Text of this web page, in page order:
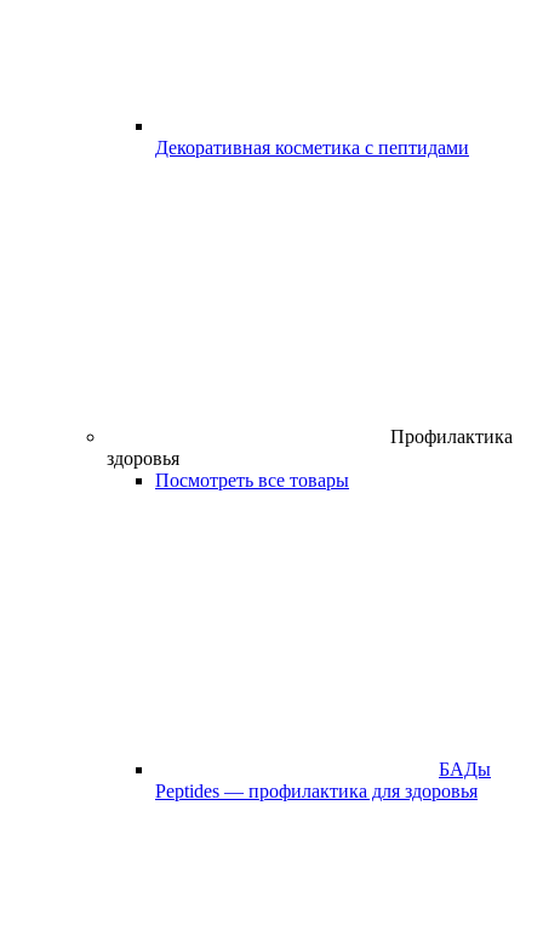
Декоративная косметика с пептидами
Профилактика
здоровья
Посмотреть все товары
БАДы
Peptides — профилактика для здоровья